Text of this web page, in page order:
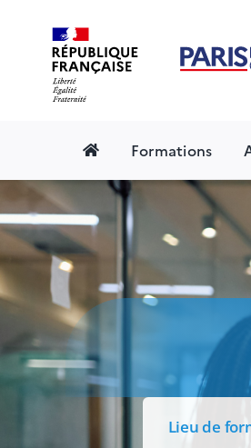
content
Formations
Lieu de